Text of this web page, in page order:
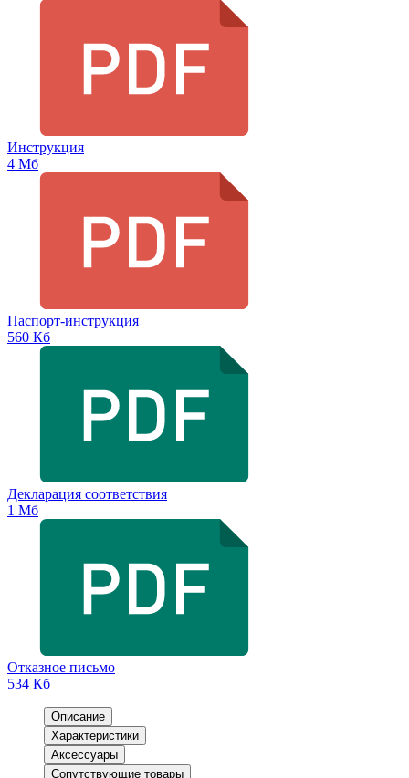
Инструкция
4 Мб
Паспорт-инструкция
560 Кб
Декларация соответствия
1 Мб
Отказное письмо
534 Кб
Описание
Характеристики
Аксессуары
Сопутствующие товары